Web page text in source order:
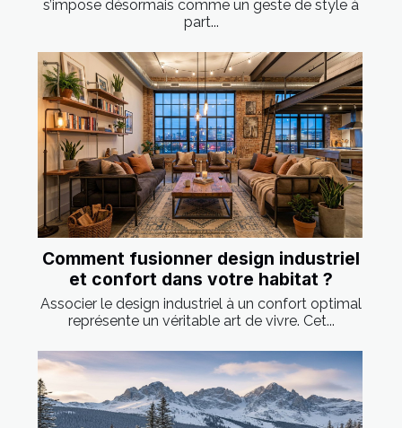
s’impose désormais comme un geste de style à
part...
Comment fusionner design industriel
et confort dans votre habitat ?
Associer le design industriel à un confort optimal
représente un véritable art de vivre. Cet...